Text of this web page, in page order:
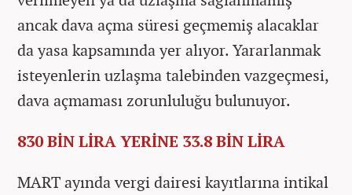
ancak dava açma süresi geçmemiş alacaklar
da yasa kapsamında yer alıyor. Yararlanmak
isteyenlerin uzlaşma talebinden vazgeçmesi,
dava açmaması zorunluluğu bulunuyor.
830 BİN LİRA YERİNE 33.8 BİN LİRA
MART ayında vergi dairesi kayıtlarına intikal